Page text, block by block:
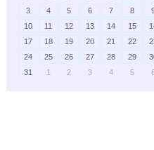
3
4 5 6 7 8
10
11 12 13 14 15
17
18 19 20 21 22
24
25 26 27 28 29
31
1 2 3 4 5